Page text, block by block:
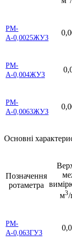
РМ-
А-0,0025ЖУЗ
РМ-
А-0,004ЖУЗ
РМ-
А-0,0063ЖУЗ
Основні
Позначення
ротаметра
м3/
РМ-
А-0,063ГУЗ